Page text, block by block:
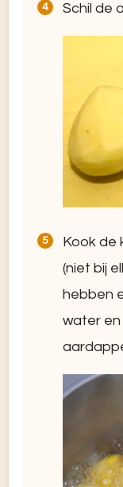
Schil de
Kook de
(niet bij
hebben
water